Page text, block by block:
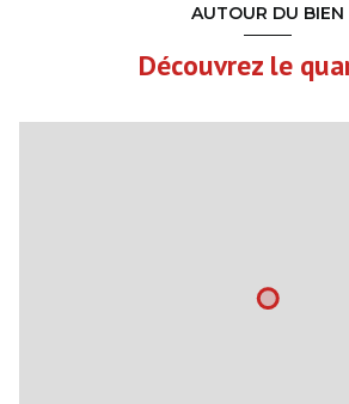
AUTOUR DU BIEN
Découvrez le